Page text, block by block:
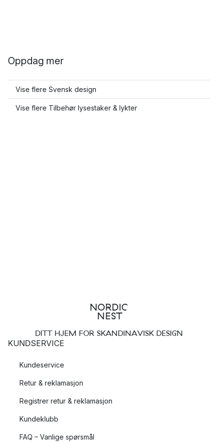
Oppdag mer
Vise flere Svensk design
Vise flere Tilbehør lysestaker & lykter
DITT HJEM FOR SKANDINAVISK DESIGN
KUNDSERVICE
Kundeservice
Retur & reklamasjon
Registrer retur & reklamasjon
Kundeklubb
FAQ – Vanlige spørsmål